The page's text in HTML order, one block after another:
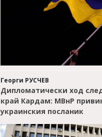
Георги РУСЧЕВ
Дипломатически ход
край Кардам: МВнР
украинския посланик